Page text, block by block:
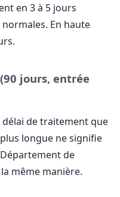
en 3 à 5 jours
En haute
jours, entrée
délai de traitement que
longue ne signifie
de
même manière.